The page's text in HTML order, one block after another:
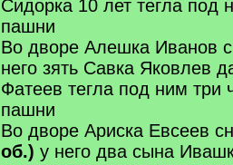
Сидорка 10 лет тегла под
пашни
Во дворе Алешка Иванов
него зять Савка Яковлев
Фатеев тегла под ним три
пашни
Во дворе Ариска Евсеев
об.) у него два сына